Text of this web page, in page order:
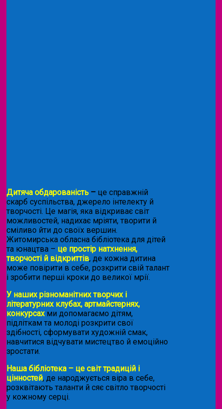
Дитяча обдарованість – це справжній
скарб суспільства, джерело інтелекту й
творчості. Це магія, яка відкриває світ
можливостей, надихає мріяти, творити й
сміливо йти до своїх вершин.
Житомирська обласна бібліотека для дітей
та юнацтва – це простір натхнення,
творчості й відкриттів, де кожна дитина
може повірити в себе, розкрити свій талант
і зробити перші кроки до великої мрії.
У наших різноманітних творчих і
літературних клубах, артмайстернях,
конкурсахми допомагаємо дітям,
підліткам та молоді розкрити свої
здібності, сформувати художній смак,
навчитися відчувати мистецтво й емоційно
зростати.
Наша бібліотека – це світ традицій і
цінностей, де народжується віра в себе,
розквітають таланти й сяє світло творчості
у кожному серці.